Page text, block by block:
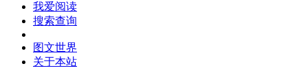
我爱阅读
搜索查询
图文世界
关于本站